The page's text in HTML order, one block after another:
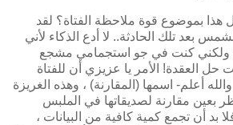
هذا بموضوع قوة ملاحظة الفتاة؟ لقد
بعد تلك الحادثة.. لا أدع الذكاء لأني
ولكني كنت في جو استجمامي مشجع
حل العقدة! الأمر يا عزيزي أن للفتاة
أعلم- اسمها (المقارنة) ، وهذه الغريزة
بعين مقارنة لصديقاتها في الملبس
بد أن تجمع كمية كافية من البيانات ،